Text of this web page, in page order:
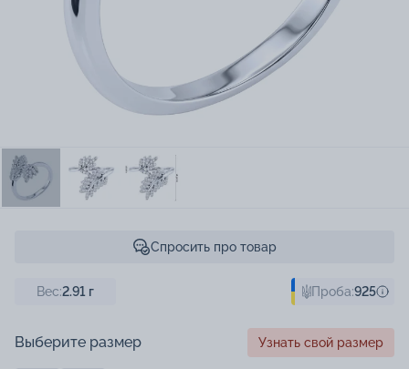
Спросить про товар
Вес:2.91 г Проба:925
Выберите размер Узнать свой размер